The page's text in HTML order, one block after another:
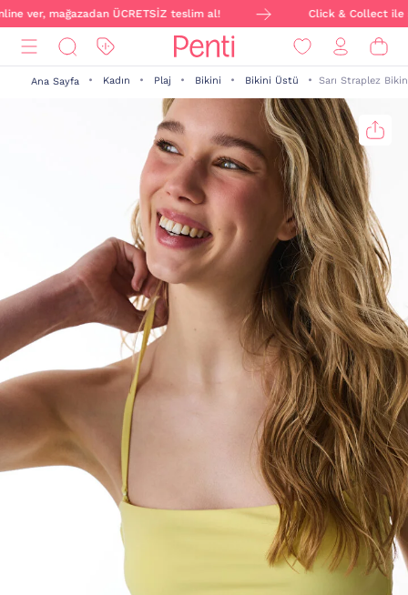
ver, mağazadan ÜCRETSİZ teslim al! Click & Collect ile
Ana Sayfa Kadın Plaj Bikini Bikini Üstü Sarı Straplez